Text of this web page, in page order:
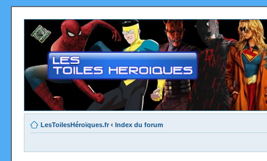
LesToilesHéroïques.fr ‹ Index du forum